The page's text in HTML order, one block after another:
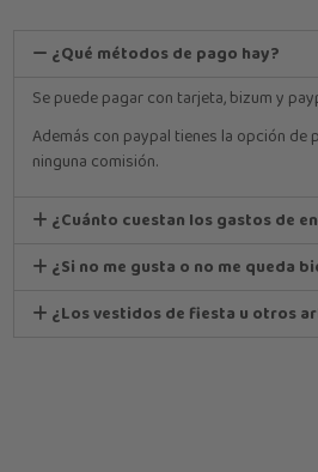
¿Qué métodos de pago hay?
Se puede pagar con tarjeta, bizum y
Además con paypal tienes la opción de
ninguna comisión.
¿Cuánto cuestan los gastos de
¿Si no me gusta o no me queda
¿Los vestidos de fiesta u otros